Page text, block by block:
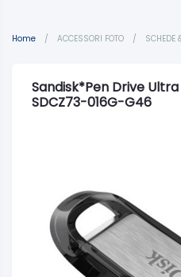
Home / ACCESSORI FOTO / SCHEDE
Sandisk*Pen Drive Ultra
SDCZ73-016G-G46